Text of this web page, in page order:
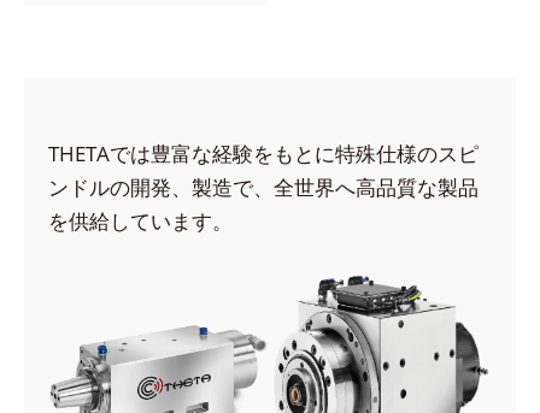
THETAでは豊富な経験をもとに特殊仕様のスピ
ンドルの開発、製造で、全世界へ高品質な製品
を供給しています。